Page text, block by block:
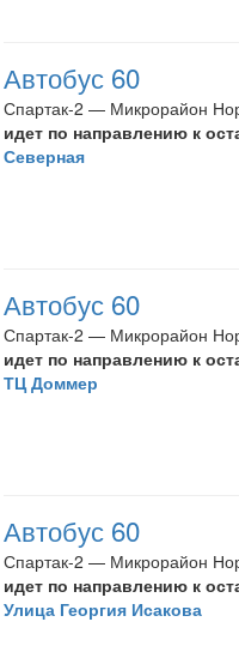
Автобус 60
Спартак-2 — Микрорайон
идет по направлению к
Северная
Автобус 60
Спартак-2 — Микрорайон
идет по направлению к
ТЦ Доммер
Автобус 60
Спартак-2 — Микрорайон
идет по направлению к
Улица Георгия Исакова